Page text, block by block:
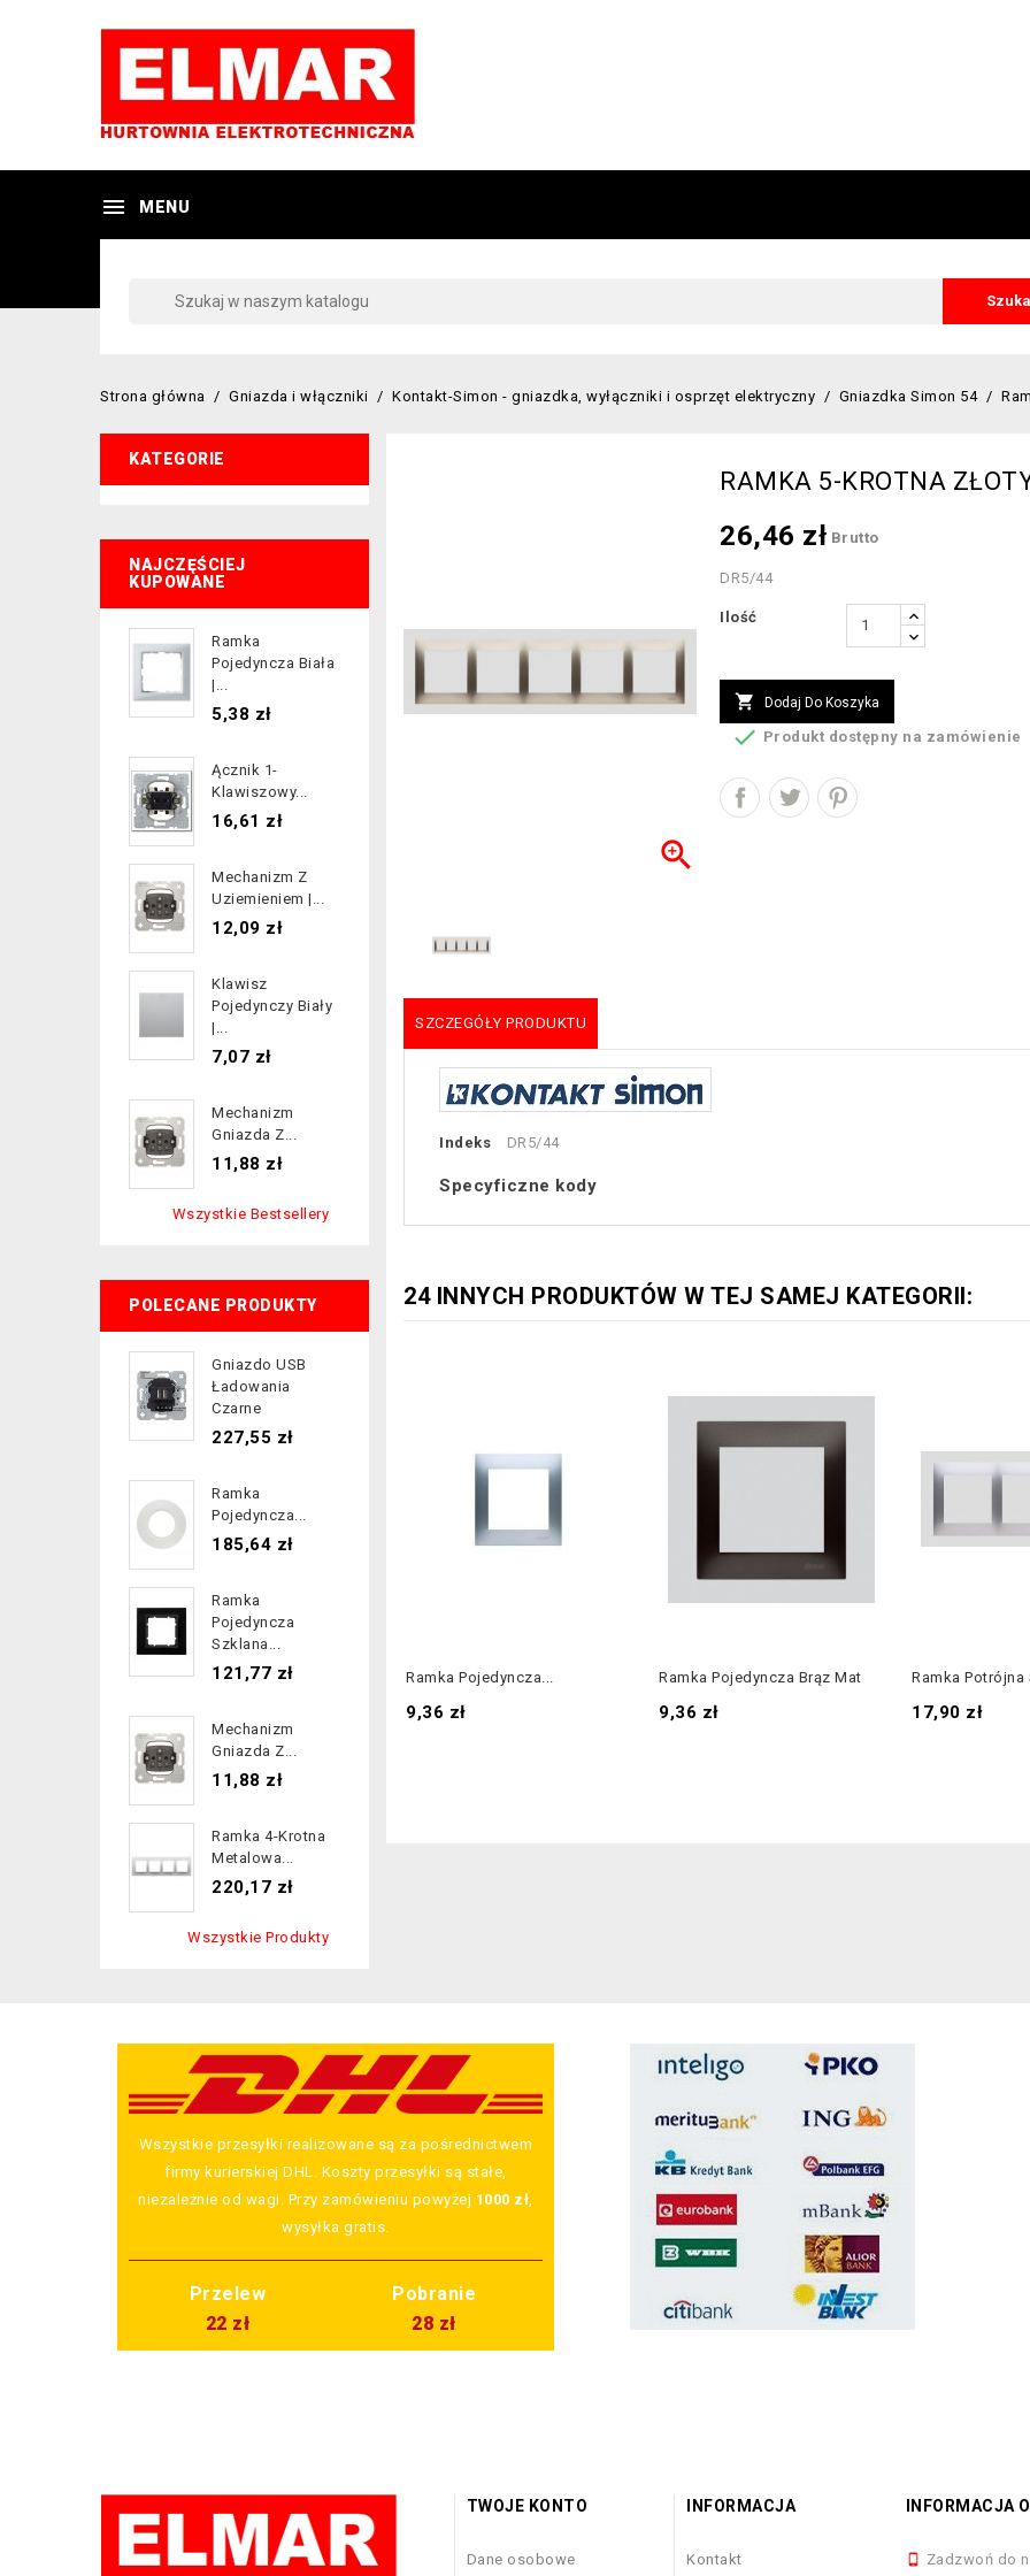
 MENU
Strona główna Gniazda i włączniki Kontakt-Simon - gniazdka, wyłączniki i osprzęt elektryczny Gniazdka Simon 54
KATEGORIE
NAJCZĘŚCIEJ
KUPOWANE
Ramka
Pojedyncza Biała
|...
Cena
5,38 zł
Ącznik 1-
Klawiszowy...
Cena
16,61 zł
Mechanizm Z
Uziemieniem |...
Cena
12,09 zł
Klawisz
Pojedynczy Biały
|...
Cena
7,07 zł
Mechanizm
Gniazda Z...
Cena
11,88 zł
Wszystkie Bestsellery
POLECANE PRODUKTY
Gniazdo USB
Ładowania
Czarne
Cena
227,55 zł
Ramka
Pojedyncza...
Cena
185,64 zł
Ramka
Pojedyncza
Szklana...
Cena
121,77 zł
Mechanizm
Gniazda Z...
Cena
11,88 zł
Ramka 4-Krotna
Metalowa...
Cena
220,17 zł
Wszystkie Produkty

RAMKA 5-KROTNA
26,46 zł Brutto
DR5/44
Ilość
 Dodaj Do Koszyka
 Produkt dostępny na zamówienie
SZCZEGÓŁY PRODUKTU
Indeks DR5/44
Specyficzne kody
24 INNYCH PRODUKTÓW W TEJ SAMEJ KATEGORII:
Ramka Pojedyncza...
Cena
9,36 zł
Ramka Pojedyncza Brąz Mat
Cena
9,36 zł
Ramka Potrójna
Cena
17,90 zł
Wszystkie przesyłki realizowane są za pośrednictwem
firmy kurierskiej DHL. Koszty przesyłki są stałe,
niezależnie od wagi. Przy zamówieniu powyżej 1000 zł,
wysyłka gratis.
Przelew
Pobranie
22 zł
28 zł
TWOJE KONTO
Dane osobowe
INFORMACJA
Kontakt
INFORMACJA
 Zadzwoń do